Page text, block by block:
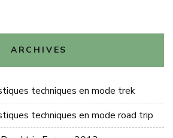
ARCHIVES
techniques en mode trek
techniques en mode road trip